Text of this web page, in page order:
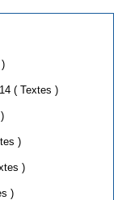
)
/ Nov 2014 ( Textes )
)
( Textes )
( Textes )
)